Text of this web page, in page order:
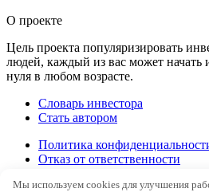
О проекте
Цель проекта популяризировать
людей, каждый из вас может начать
нуля в любом возрасте.
Словарь инвестора
Стать автором
Политика
Отказ от ответственности
Мы используем cookies для улучшения